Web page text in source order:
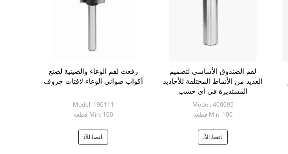
رفعت لقم الوعاء والصينية لصنع
أكواب صواني الوعاء لافتات حروف
Model: 190111
Min: 100 قطعة
ﺎﺘﺼﻟ ﺍﻶﻧ
لقم الصندوق الأساسي لتصميم
العديد من الأنماط المختلفة للأخاديد
المستديرة في أي خشب
Model: 400095
Min: 100 قطعة
ﺎﺘﺼﻟ ﺍﻶﻧ